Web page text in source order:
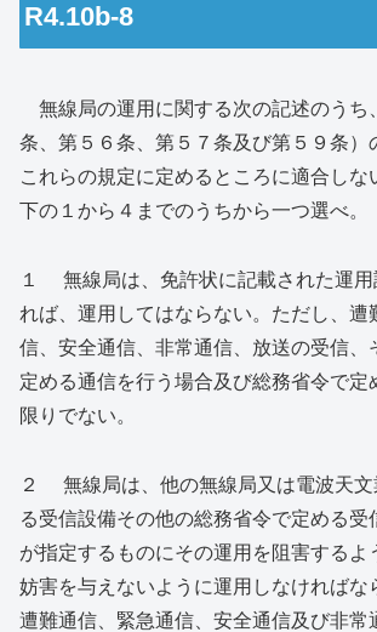
R4.10b-8
無線局の運用に関する次の記述のうち
条、第５６条、第５７条及び第５９条）
これらの規定に定めるところに適合しな
下の１から４までのうちから一つ選べ。
１ 無線局は、免許状に記載された運用
れば、運用してはならない。ただし、遭
信、安全通信、非常通信、放送の受信、
定める通信を行う場合及び総務省令で定
限りでない。
２ 無線局は、他の無線局又は電波天文
る受信設備その他の総務省令で定める受
が指定するものにその運用を阻害するよ
妨害を与えないように運用しなければな
遭難通信、緊急通信、安全通信及び非常